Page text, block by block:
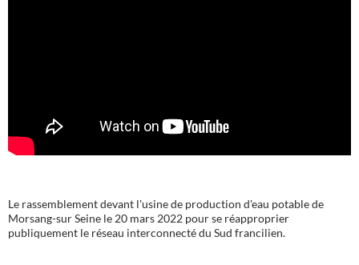
Le rassemblement devant l'usine de production d'eau potable de
Morsang-sur Seine le 20 mars 2022 pour se réapproprier
publiquement le réseau interconnecté du Sud francilien.